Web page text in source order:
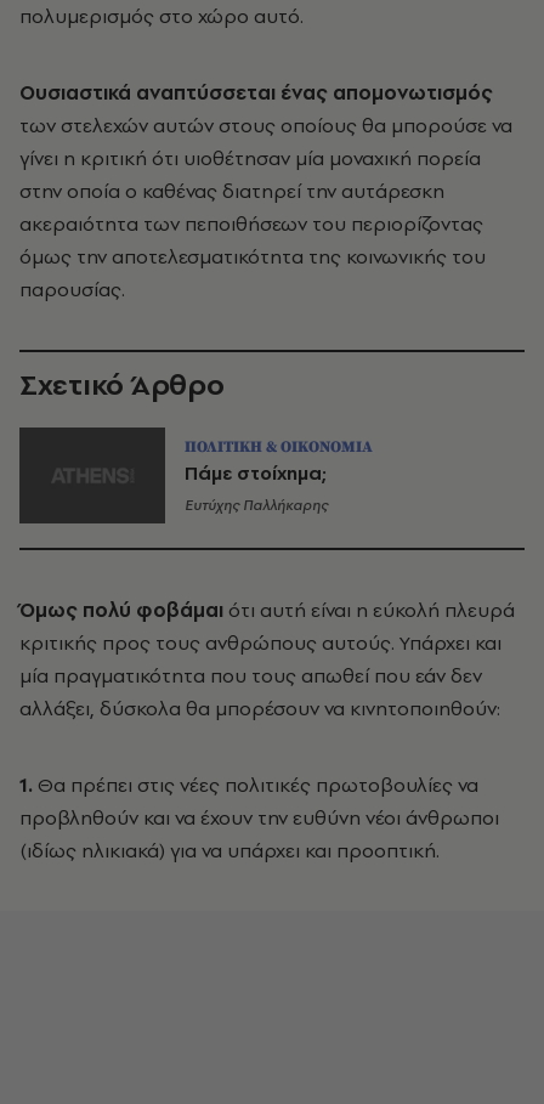
πολυμερισμός στο χώρο αυτό.
Ουσιαστικά αναπτύσσεται ένας απομονωτισμός
των στελεχών αυτών στους οποίους θα μπορούσε να
γίνει η κριτική ότι υιοθέτησαν μία μοναχική πορεία
στην οποία ο καθένας διατηρεί την αυτάρεσκη
ακεραιότητα των πεποιθήσεων του περιορίζοντας
όμως την αποτελεσματικότητα της κοινωνικής του
παρουσίας.
Σχετικό Άρθρο
ΠΟΛΙΤΙΚΗ & ΟΙΚΟΝΟΜΙΑ
Πάμε στοίχημα;
Ευτύχης Παλλήκαρης
Όμως πολύ φοβάμαι ότι αυτή είναι η εύκολή πλευρά
κριτικής προς τους ανθρώπους αυτούς. Υπάρχει και
μία πραγματικότητα που τους απωθεί που εάν δεν
αλλάξει, δύσκολα θα μπορέσουν να κινητοποιηθούν:
1. Θα πρέπει στις νέες πολιτικές πρωτοβουλίες να
προβληθούν και να έχουν την ευθύνη νέοι άνθρωποι
(ιδίως ηλικιακά) για να υπάρχει και προοπτική.